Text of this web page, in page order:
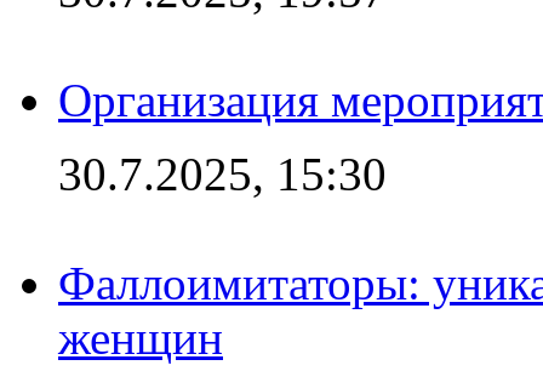
Организация
30.7.2025, 15:30
Фаллоимитаторы:
женщин